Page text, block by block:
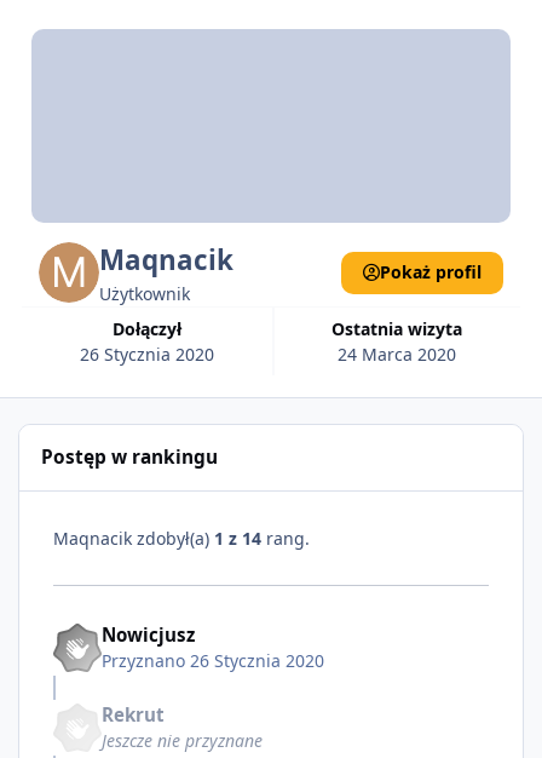
Maqnacik
Użytkownik
Dołączył
26 Stycznia 2020
Ostatnia wizyta
24 Marca 2020
Pokaż profil
Postęp w rankingu
Maqnacik zdobył(a) 1 z 14 rang.
Nowicjusz
Przyznano 26 Stycznia 2020
Rekrut
Jeszcze nie przyznane